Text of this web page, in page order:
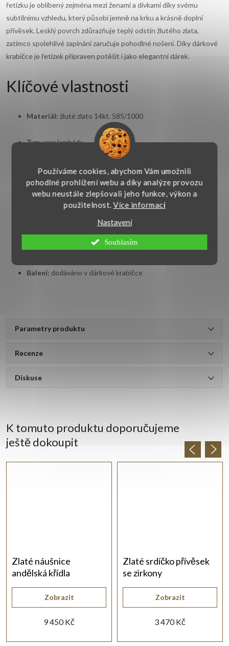
Používáme cookies, abychom Vám umožnili
pohodlné prohlížení webu a díky analýze provozu
webu neustále zlepšovali jeho funkce, výkon a
použitelnost.Více informací
Nastavení
Souhlasím
řetízku je oblíbený zejména mezi ženami a dívkami díky svému
subtilnímu vzhledu, který působí jemně na krku a krásně doplní
přívěsek. Lesklý povrch zdůrazňuje teplý odstín žlutého zlata,
zatímco spolehlivé zapínání zaručuje pohodlné nošení. Díky dárkové
krabičce je řetízek připraven potěšit i jako elegantní dárek.
Klíčové vlastnosti
Materiál: žluté zlato 14kt. 585/1000
Typ:vzor lambáda
Zapínání:pérový kroužek
Šířka:1 mm
dámské, dívčí
Balení: dodáváno v dárkové krabičce
Parametry produktu
Recenze
Diskuse
K tomuto produktu doporučujeme
ještě dokoupit
Zlaté náušnice
andělská křídla
9 450 Kč
Zobrazit
Zlaté srdíčko přívěsek
se zirkony
3 470 Kč
Zobrazit